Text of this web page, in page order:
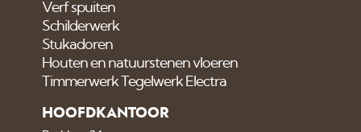
Verf spuiten
Schilderwerk
Stukadoren
Houten en natuurstenen vloeren
Timmerwerk Tegelwerk Electra
HOOFDKANTOOR